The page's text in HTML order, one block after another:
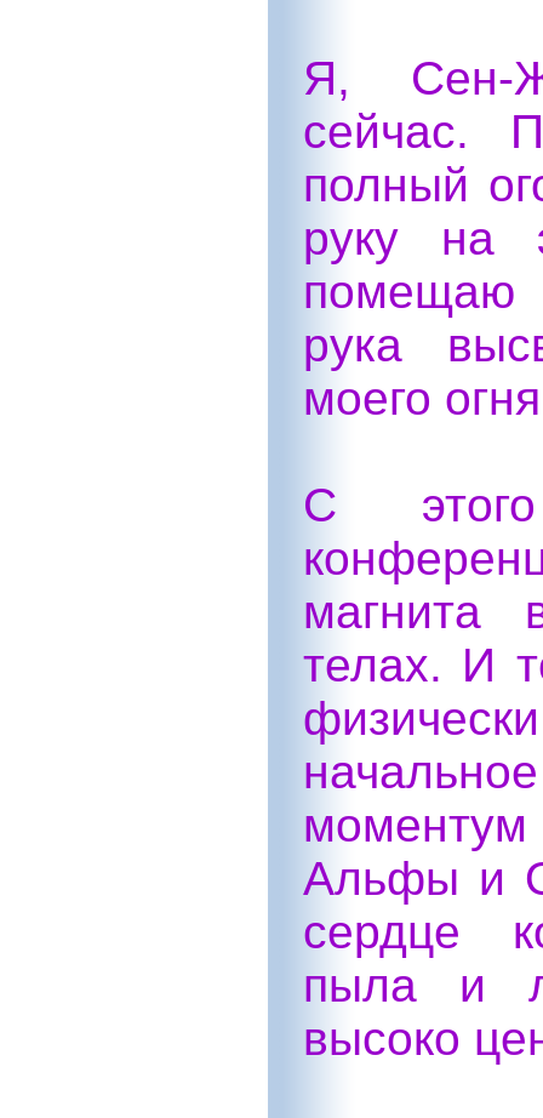
Я, Сен-
сейчас.
полный
руку на
помещаю
рука
моего
С
магнита
телах. И
Альфы и
сердце
пыла и
высоко